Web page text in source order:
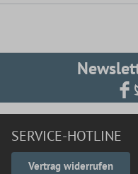
SERVICE-HOTLINE
Vertrag widerrufen